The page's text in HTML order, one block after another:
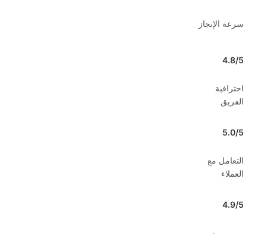
سرعة الإنجاز
4.8/5
احترافية
الفريق
5.0/5
التعامل مع
العملاء
4.9/5